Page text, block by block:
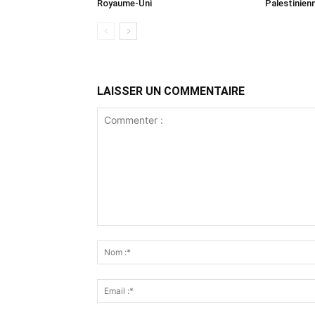
Royaume-Uni
LAISSER UN COMMENTAIRE